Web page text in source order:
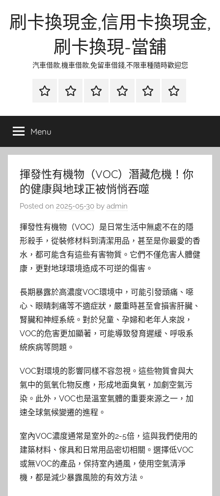
刷卡換現金,信用卡換現金,
刷卡換現-當舖
汽車借款,機車借款,免留車借錢,不限車種隨時歡迎您
首
當
金
網
資
流
時
環
清
聯
徵
Menu
揮發性有機物（VOC）潛藏危機！你
的健康與地球正被悄悄吞噬
Posted on 2025-05-30 by admin
揮發性有機物（VOC）是日常生活中無處不在的隱
形殺手，從裝修材料到清潔用品，甚至是你最愛的香
水，都可能含有這些有害物質。它們不僅危害人體健
康，更對地球環境造成不可逆的傷害。
長期暴露於高濃度VOC環境中，可能引發頭痛、噁
心、眼睛刺痛等不適症狀，嚴重時甚至會損害肝臟、
腎臟和神經系統。對於兒童、孕婦和老年人來說，
VOC的危害更加顯著，可能導致發育遲緩、呼吸系
統疾病等問題。
VOC對環境的影響同樣不容忽視。這些物質會與大
氣中的氮氧化物反應，形成地面臭氧，加劇空氣污
染。此外，VOC也是溫室氣體的重要來源之一，加
速全球氣候變遷的進程。
室內VOC濃度通常是室外的2-5倍，這與我們使用的
建築材料、傢具和日常用品密切相關。選擇低VOC
或無VOC的產品，保持室內通風，使用空氣清淨
機，都是減少暴露風險的有效方法。